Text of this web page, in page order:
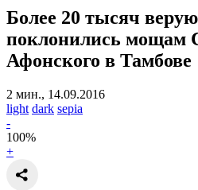
Более 20 тысяч
поклонились мощам
Афонского в Тамбове
2 мин., 14.09.2016
light dark sepia
-
100%
+